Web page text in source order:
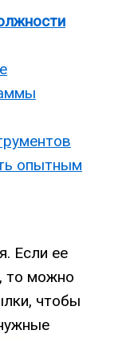
опытным
Если ее
то можно
чтобы